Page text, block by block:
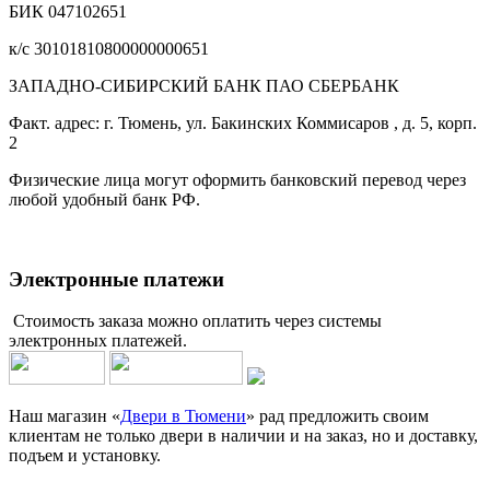
БИК 047102651
к/с 30101810800000000651
ЗАПАДНО-СИБИРСКИЙ БАНК ПАО СБЕРБАНК
Факт. адрес: г. Тюмень, ул. Бакинских Коммисаров , д. 5, корп.
2
Физические лица могут оформить банковский перевод через
любой удобный банк РФ.
Электронные платежи
Стоимость заказа можно оплатить через системы
электронных платежей.
Наш магазин «Двери в Тюмени» рад предложить своим
клиентам не только двери в наличии и на заказ, но и доставку,
подъем и установку.